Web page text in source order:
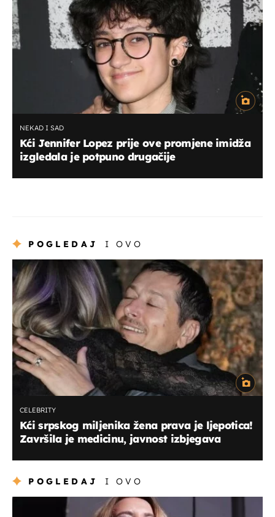
NEKAD I SAD
Kći Jennifer Lopez prije ove promjene imidža
izgledala je potpuno drugačije
POGLEDAJ I OVO
CELEBRITY
Kći srpskog miljenika žena prava je ljepotica!
Završila je medicinu, javnost izbjegava
POGLEDAJ I OVO